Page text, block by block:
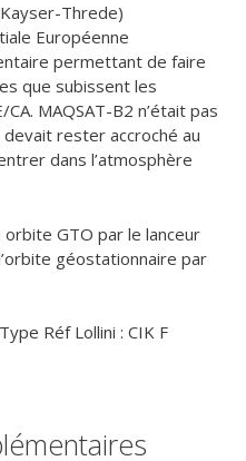
Threde)
Européenne
permettant de faire
que subissent les
MAQSAT-B2 n’était pas
rester accroché au
dans l’atmosphère
GTO par le lanceur
géostationnaire par
Réf Lollini : CIK F